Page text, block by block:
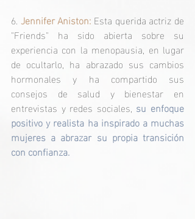
6. Jennifer Aniston: Esta querida actriz de
"Friends" ha sido abierta sobre su
experiencia con la menopausia, en lugar
de ocultarlo, ha abrazado sus cambios
hormonales y ha compartido sus
consejos de salud y bienestar en
entrevistas y redes sociales, su enfoque
positivo y realista ha inspirado a muchas
mujeres a abrazar su propia transición
con confianza.